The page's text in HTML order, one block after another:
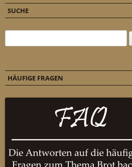
SUCHE
HÄUFIGE FRAGEN